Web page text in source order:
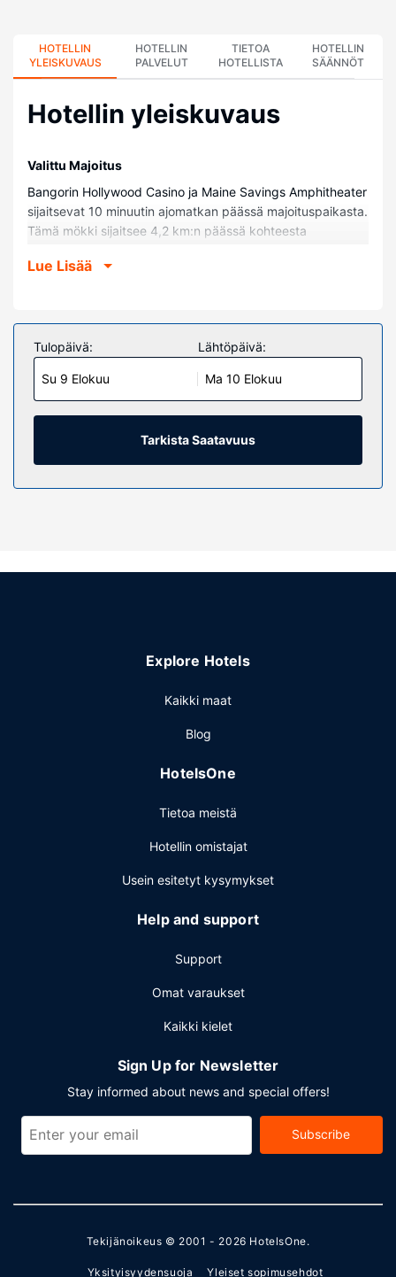
HOTELLIN
YLEISKUVAUS
HOTELLIN
PALVELUT
TIETOA
HOTELLISTA
HOTELLIN
SÄÄNNÖT
Hotellin yleiskuvaus
Valittu Majoitus
Bangorin Hollywood Casino ja Maine Savings Amphitheater
sijaitsevat 10 minuutin ajomatkan päässä majoituspaikasta.
Tämä mökki sijaitsee 4,2 km:n päässä kohteesta
Bunyanin patsas.
Tämä ilmastoitu mökki tarjoaa käyttöösi keittiö, jossa on
uuni ja liesi. Mukavuuksiin kuuluu työpöytä ja
mikroaaltouuni.
Kiinteistön miellyttävyys
Tämän savuttoman mökin tarjontaan kuuluvat ilmainen
pysäköinti lähistöllä ja metsästysmahdollisuus paikan
Lue Lisää
Tulopäivä:
Su 9 Elokuu
Lähtöpäivä:
Ma 10 Elokuu
Tarkista Saatavuus
Explore Hotels
Kaikki maat
Blog
HotelsOne
Tietoa meistä
Hotellin omistajat
Usein esitetyt kysymykset
Help and support
Support
Omat varaukset
Kaikki kielet
Sign Up for Newsletter
Stay informed about news and special offers!
Subscribe
Tekijänoikeus © 2001 - 2026 HotelsOne.
Yksityisyydensuoja Yleiset sopimusehdot